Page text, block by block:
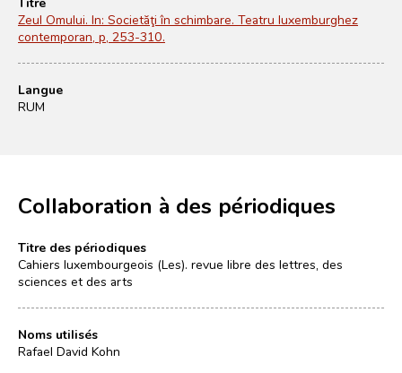
Zeul Omului. In: Societăţi în schimbare. Teatru luxemburghez
contemporan, p, 253-310.
Langue
RUM
Collaboration à des périodiques
Titre des périodiques
Cahiers luxembourgeois (Les). revue libre des lettres, des
sciences et des arts
Noms utilisés
Rafael David Kohn